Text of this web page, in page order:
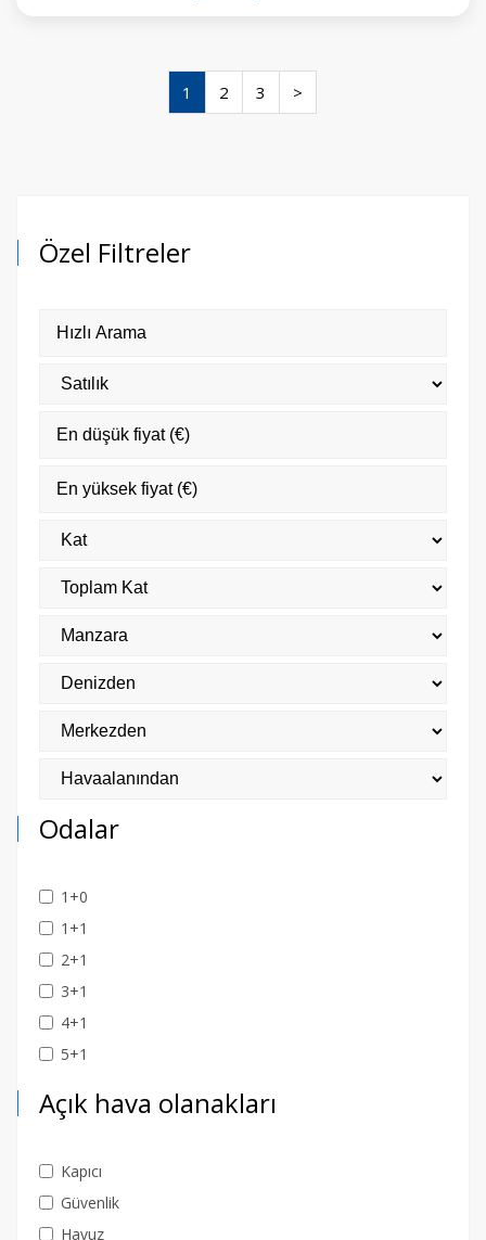
1 2 3 >
Özel Filtreler
Odalar
1+0
1+1
2+1
3+1
4+1
5+1
Açık hava olanakları
Kapıcı
Güvenlik
Havuz